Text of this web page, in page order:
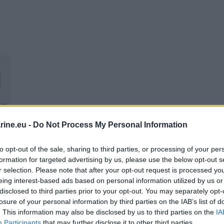
- Do Not Process My Personal Information
opt-out of the sale, sharing to third parties, or processing of your
for targeted advertising by us, please use the below opt-out
selection. Please note that after your opt-out request is processed
interest-based ads based on personal information utilized by us
to third parties prior to your opt-out. You may separately
of your personal information by third parties on the IAB’s list of
This information may also be disclosed by us to third parties on the
ισχύος μεγάλης απόδοσης σε βάθος
ισχύος, ενώ η μέγιστη ισχύς είναι τα 240 watt. Η
επιτρέπουν τη ρύθμιση της έντασης, της συχνότητας και